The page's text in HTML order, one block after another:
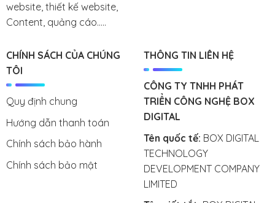
website, thiết kế website,
Content, quảng cáo.....
CHÍNH SÁCH CỦA CHÚNG
TÔI
Quy định chung
Hướng dẫn thanh toán
Chính sách bảo hành
Chính sách bảo mật
THÔNG TIN LIÊN HỆ
CÔNG TY TNHH PHÁT
TRIỂN CÔNG NGHỆ BOX
DIGITAL
Tên quốc tế: BOX DIGITAL
TECHNOLOGY
DEVELOPMENT COMPANY
LIMITED